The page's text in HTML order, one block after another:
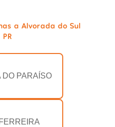
a Alvorada do Sul
DO PARAÍSO